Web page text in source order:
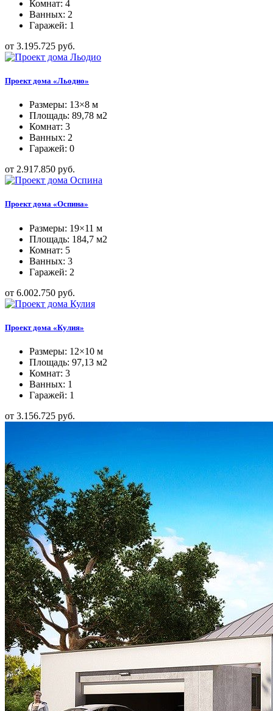
Комнат: 4
Ванных: 2
Гаражей: 1
от 3.195.725 руб.
Проект дома «Льодио»
Размеры: 13×8 м
Площадь: 89,78 м2
Комнат: 3
Ванных: 2
Гаражей: 0
от 2.917.850 руб.
Проект дома «Оспина»
Размеры: 19×11 м
Площадь: 184,7 м2
Комнат: 5
Ванных: 3
Гаражей: 2
от 6.002.750 руб.
Проект дома «Кулия»
Размеры: 12×10 м
Площадь: 97,13 м2
Комнат: 3
Ванных: 1
Гаражей: 1
от 3.156.725 руб.